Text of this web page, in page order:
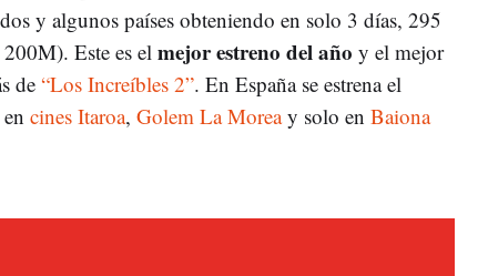
y algunos países obteniendo en solo 3 días, 295
Este es el mejor estreno del año y el mejor
de “Los Increíbles 2”. En España se estrena el
cines Itaroa, Golem La Moreay solo en Baiona